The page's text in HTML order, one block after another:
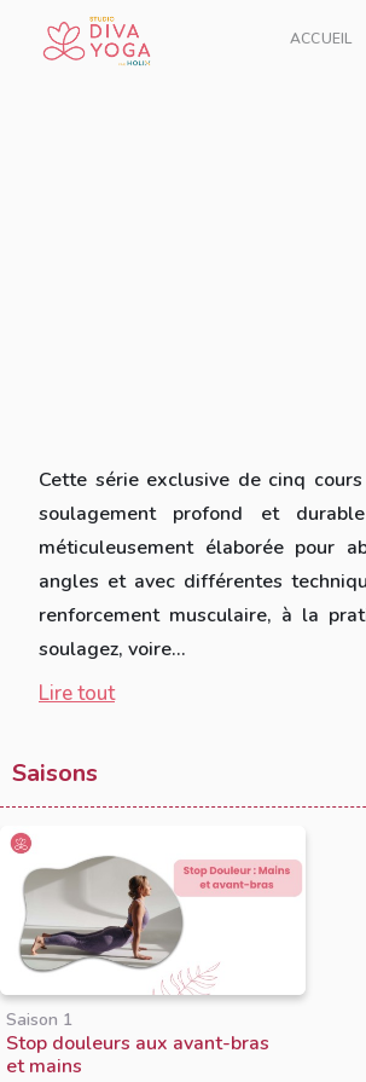
ACCUEIL
Ajouter à ma liste
Cette série exclusive de cinq
soulagement profond et
méticuleusement élaborée pour
angles et avec différentes
renforcement musculaire, à la
soulagez, voire...
Lire tout
Saisons
Saison 1
Stop douleurs aux avant-bras
et mains